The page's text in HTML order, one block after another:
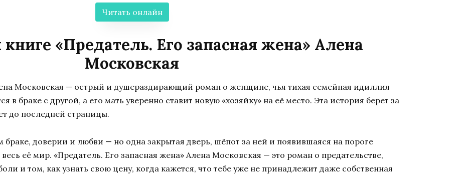
Читать онлайн
«Предатель. Его запасная жена» Алена
Московская
Московская — острый и душераздирающий роман о женщине, чья тихая семейная идиллия
в браке с другой, а его мать уверенно ставит новую «хозяйку» на её место. Эта история берет за
до последней страницы.
браке, доверии и любви — но одна закрытая дверь, шёпот за ней и появившаяся на пороге
её мир. «Предатель. Его запасная жена» Алена Московская — это роман о предательстве,
и том, как узнать свою цену, когда кажется, что тебе уже не принадлежит даже собственная